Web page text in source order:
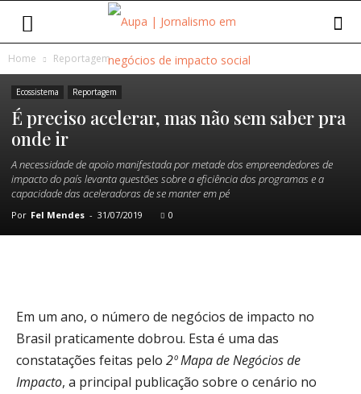
Home Reportagem
Ecossistema Reportagem
É preciso acelerar, mas não sem saber pra
onde ir
A necessidade de apoio manifestada por metade dos empreendedores de
impacto do país levanta questões sobre a eficiência dos programas e a
capacidade das aceleradoras de se manter em pé
Por Fel Mendes - 31/07/2019 0
Em um ano, o número de negócios de impacto no
Brasil praticamente dobrou. Esta é uma das
constatações feitas pelo 2º Mapa de Negócios de
Impacto, a principal publicação sobre o cenário no